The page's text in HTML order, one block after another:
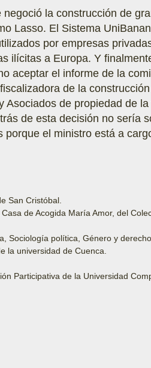
la construcción de
Lasso. El Sistema
por empresas
ilícitas a Europa. Y
aceptar el informe de la
de la
de propiedad de
de esta decisión no sería
el ministro está a
San Cristóbal.
de Acogida María Amor, del
Sociología política, Género y
la universidad de Cuenca.
Participativa de la Universidad